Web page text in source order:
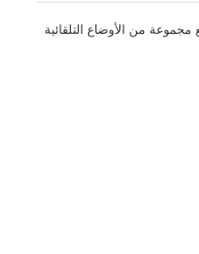
مجموعة من الأوضاع التلقائية